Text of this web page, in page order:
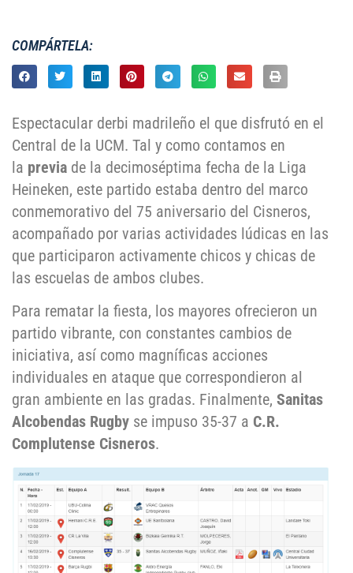
COMPÁRTELA:
Espectacular derbi madrileño el que disfrutó en el
Central de la UCM. Tal y como contamos en
la previa de la decimoséptima fecha de la Liga
Heineken, este partido estaba dentro del marco
conmemorativo del 75 aniversario del Cisneros,
acompañado por varias actividades lúdicas en las
que participaron activamente chicos y chicas de
las escuelas de ambos clubes.
Para rematar la fiesta, los mayores ofrecieron un
partido vibrante, con constantes cambios de
iniciativa, así como magníficas acciones
individuales en ataque que correspondieron al
gran ambiente en las gradas. Finalmente, Sanitas
Alcobendas Rugby se impuso 35-37 a C.R.
Complutense Cisneros.